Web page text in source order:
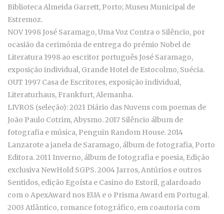
Biblioteca Almeida Garrett, Porto; Museu Municipal de
Estremoz.
NOV 1998 José Saramago, Uma Voz Contra o Silêncio, por
ocasião da cerimónia de entrega do prémio Nobel de
Literatura 1998 ao escritor português José Saramago,
exposição individual, Grande Hotel de Estocolmo, Suécia.
OUT 1997 Casa de Escritores, exposição individual,
Literaturhaus, Frankfurt, Alemanha.
LIVROS (seleção): 2021 Diário das Nuvens com poemas de
João Paulo Cotrim, Abysmo. 2017 Silêncio álbum de
fotografia e música, Penguin Random House. 2014
Lanzarote a janela de Saramago, álbum de fotografia, Porto
Editora. 2011 Inverno, álbum de fotografia e poesia, Edição
exclusiva NewHold SGPS. 2004 Jarros, Antúrios e outros
Sentidos, edição Egoísta e Casino do Estoril, galardoado
com o ApexAward nos EUA e o Prisma Award em Portugal.
2003 Atlântico, romance fotográfico, em coautoria com